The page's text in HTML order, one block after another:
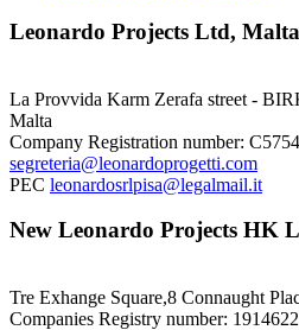
Leonardo Projects Ltd, Malta
La Provvida Karm Zerafa street -
Malta
Company Registration number:
segreteria@leonardoprogetti.com
PEC leonardosrlpisa@legalmail.it
New Leonardo Projects HK
Tre Exhange Square,8 Connaught
Companies Registry number: 1914622